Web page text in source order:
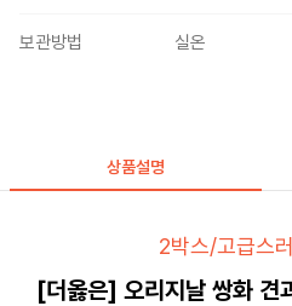
보관방법 실온
상품설명
2박스/고급스
[더옳은] 오리지날 쌍화 견